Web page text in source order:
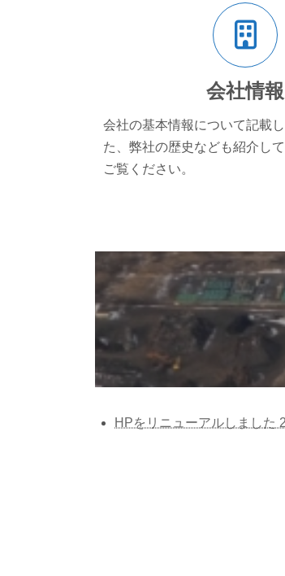
ア
イ
コ
ン
リ
ク
会社情報
会社の基本情報について記載
た、弊社の歴史なども紹介し
ご覧ください。
HPをリニューアルしました